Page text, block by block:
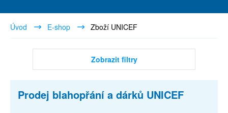
Úvod E-shop Zboží UNICEF
Zobrazit filtry
Prodej blahopřání a dárků UNICEF